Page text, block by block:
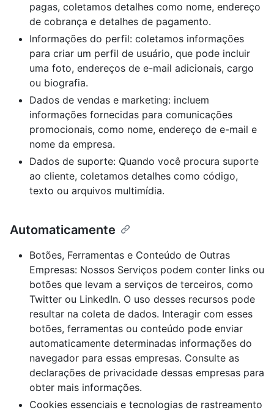
pagas, coletamos detalhes como nome, endereço
de cobrança e detalhes de pagamento.
Informações do perfil: coletamos informações
para criar um perfil de usuário, que pode incluir
uma foto, endereços de e-mail adicionais, cargo
ou biografia.
Dados de vendas e marketing: incluem
informações fornecidas para comunicações
promocionais, como nome, endereço de e-mail e
nome da empresa.
Dados de suporte: Quando você procura suporte
ao cliente, coletamos detalhes como código,
texto ou arquivos multimídia.
Automaticamente
Botões, Ferramentas e Conteúdo de Outras
Empresas: Nossos Serviços podem conter links ou
botões que levam a serviços de terceiros, como
Twitter ou LinkedIn. O uso desses recursos pode
resultar na coleta de dados. Interagir com esses
botões, ferramentas ou conteúdo pode enviar
automaticamente determinadas informações do
navegador para essas empresas. Consulte as
declarações de privacidade dessas empresas para
obter mais informações.
Cookies essenciais e tecnologias de rastreamento